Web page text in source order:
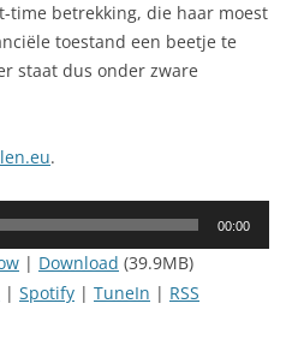
time betrekking, die haar moest
toestand een beetje te
staat dus onder zware
.
00:00
| Download (39.9MB)
| Spotify | TuneIn | RSS